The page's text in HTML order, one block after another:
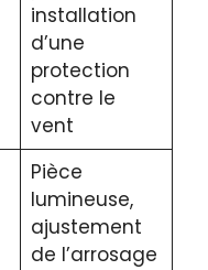
installation
d’une
protection
contre le
vent
Pièce
lumineuse,
ajustement
de l’arrosage